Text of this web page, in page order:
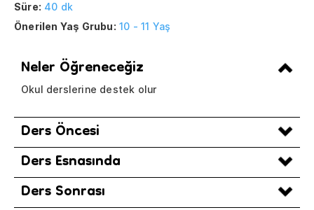
Süre: 40 dk
Önerilen Yaş Grubu: 10 - 11 Yaş
Neler Öğreneceğiz
Okul derslerine destek olur
Ders Öncesi
Ders Esnasında
Ders Sonrası